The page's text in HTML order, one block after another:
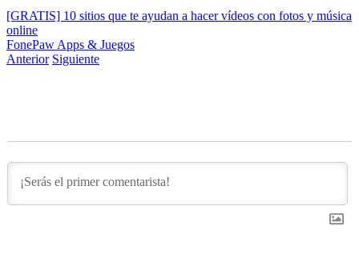
[GRATIS] 10 sitios que te ayudan a hacer vídeos con fotos y música
online
FonePaw Apps & Juegos
Anterior Siguiente